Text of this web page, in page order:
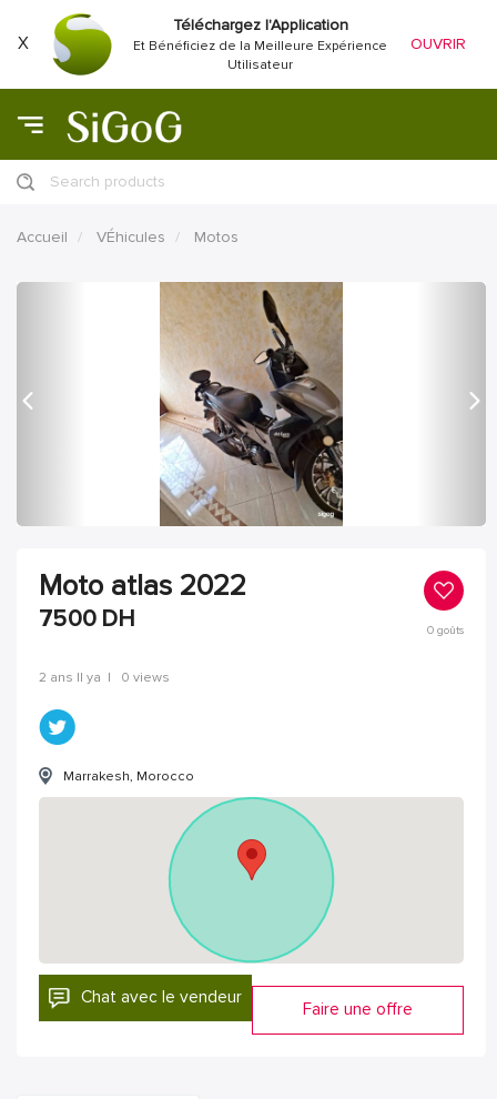
X
Téléchargez l'Application
Et Bénéficiez de la Meilleure Expérience
Utilisateur
OUVRIR
Search products
Accueil VÉhicules Motos
Moto atlas 2022
7500 DH 0goûts
2 ans Il ya | 0 views
Marrakesh, Morocco
Chat avec le vendeur
Faire une offre